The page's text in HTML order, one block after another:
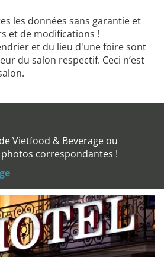
les données sans garantie et
et de modifications !
et du lieu d'une foire sont
du salon respectif. Ceci n’est
Vietfood & Beverage ou
correspondantes !